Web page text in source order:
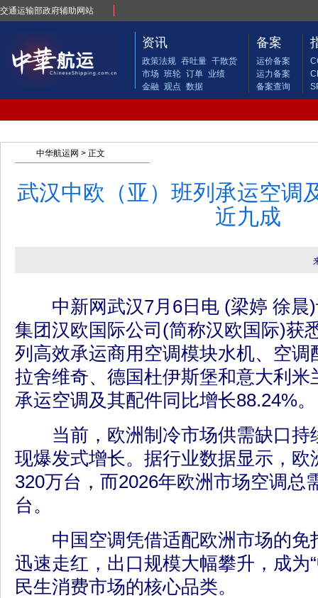
交通运输部政府辅助网站
资讯
政策法规 吞吐量 干散货
市场 班轮 订单 业绩
金融 观点 数据
备案
运价备案
运力备案
备案查询
中华航运网 > 正文
武汉中欧（亚）班列承运空调
近九成
中新网武汉7月6日电 (梁婷 徐晨)
集团汉欧国际公司(简称汉欧国际)获
列高效承运商用空调模块水机、空调
拉舍维奇、德国杜伊斯堡和意大利米
承运空调及其配件同比增长88.24%。
当前，欧洲制冷市场供需缺口持
现爆发式增长。据行业数据显示，欧
320万台，而2026年欧洲市场空调总
台。
中国空调凭借适配欧洲市场的免
迅速走红，出口规模大幅攀升，成为
民生消费市场的核心品类。